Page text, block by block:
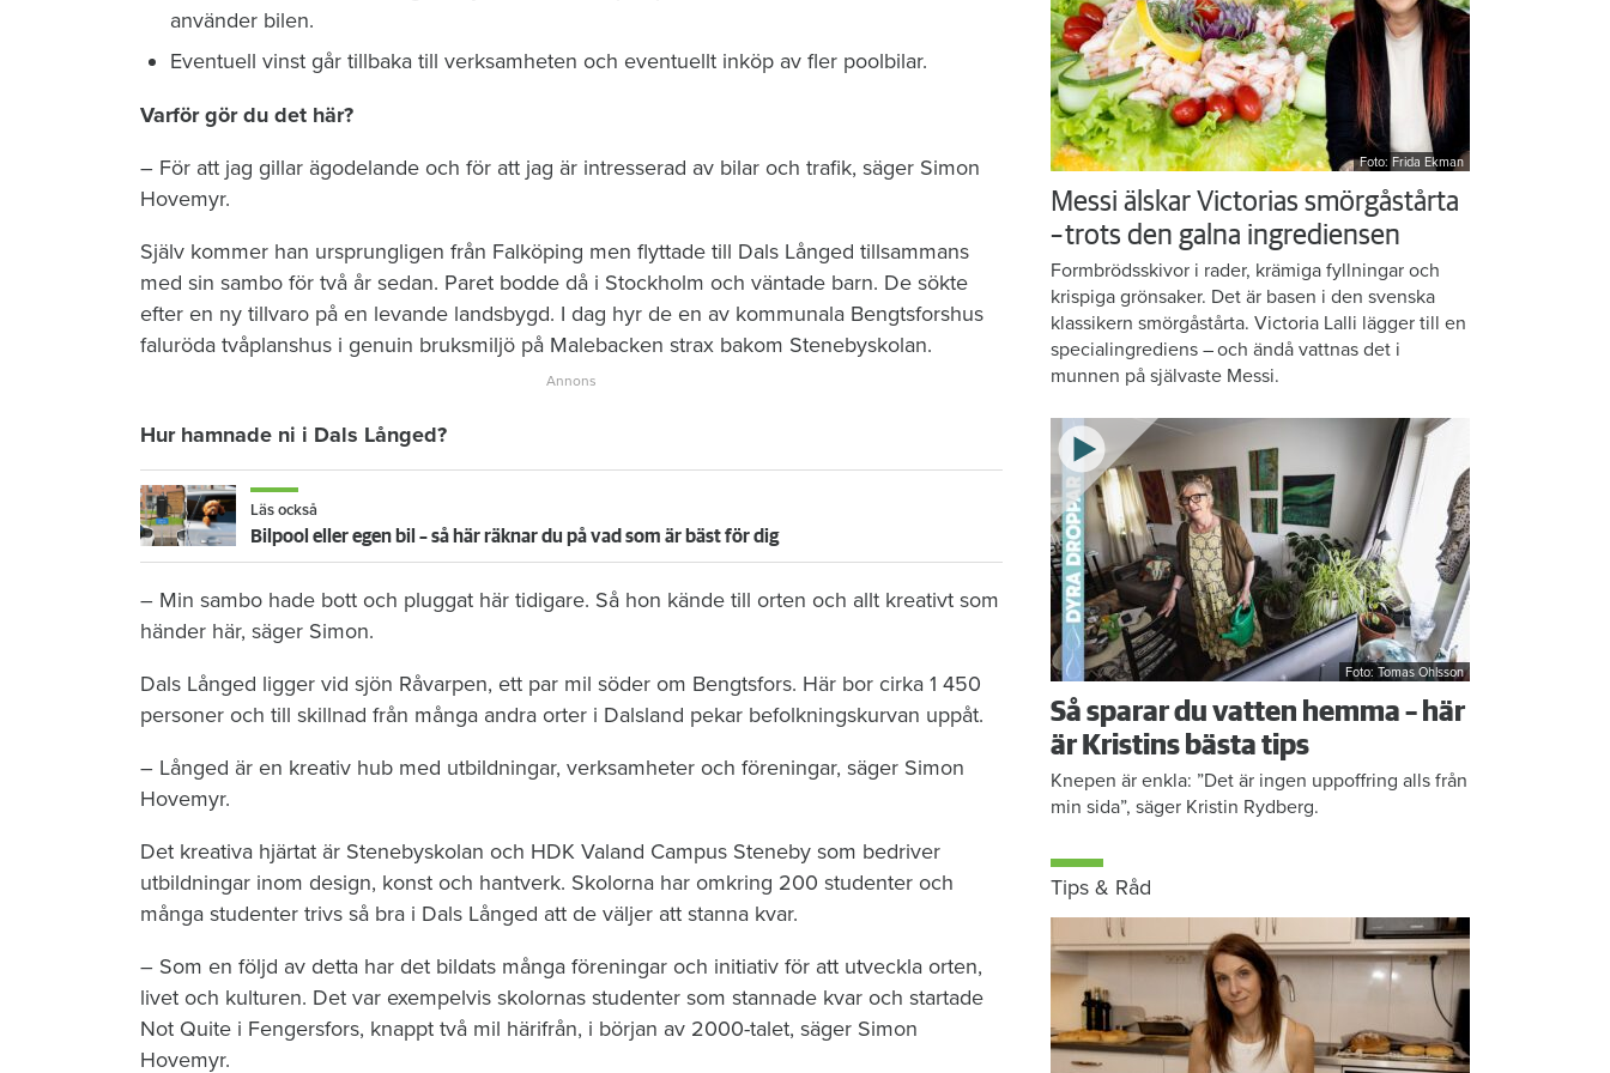
använder bilen.
Eventuell vinst går tillbaka till verksamheten och eventuellt inköp av fler poolbilar.
Varför gör du det här?
– För att jag gillar ägodelande och för att jag är intresserad av bilar och trafik, säger Simon
Hovemyr.
Själv kommer han ursprungligen från Falköping men flyttade till Dals Långed tillsammans
med sin sambo för två år sedan. Paret bodde då i Stockholm och väntade barn. De sökte
efter en ny tillvaro på en levande landsbygd. I dag hyr de en av kommunala Bengtsforshus
faluröda tvåplanshus i genuin bruksmiljö på Malebacken strax bakom Stenebyskolan.
Hur hamnade ni i Dals Långed?
Läs också
Bilpool eller egen bil – så här räknar du på vad som är bäst för dig
– Min sambo hade bott och pluggat här tidigare. Så hon kände till orten och allt kreativt som
händer här, säger Simon.
Dals Långed ligger vid sjön Råvarpen, ett par mil söder om Bengtsfors. Här bor cirka 1 450
personer och till skillnad från många andra orter i Dalsland pekar befolkningskurvan uppåt.
– Långed är en kreativ hub med utbildningar, verksamheter och föreningar, säger Simon
Hovemyr.
Det kreativa hjärtat är Stenebyskolan och HDK Valand Campus Steneby som bedriver
utbildningar inom design, konst och hantverk. Skolorna har omkring 200 studenter och
många studenter trivs så bra i Dals Långed att de väljer att stanna kvar.
– Som en följd av detta har det bildats många föreningar och initiativ för att utveckla orten,
livet och kulturen. Det var exempelvis skolornas studenter som stannade kvar och startade
Not Quite i Fengersfors, knappt två mil härifrån, i början av 2000-talet, säger Simon
Hovemyr.
Foto: Frida Ekman
Messi älskar Victorias smörgåstårta
– trots den galna ingrediensen
Formbrödsskivor i rader, krämiga fyllningar och
krispiga grönsaker. Det är basen i den svenska
klassikern smörgåstårta. Victoria Lalli lägger till en
specialingrediens – och ändå vattnas det i
munnen på självaste Messi.
Foto: Tomas Ohlsson
Så sparar du vatten hemma – här
är Kristins bästa tips
Knepen är enkla: ”Det är ingen uppoffring alls från
min sida”, säger Kristin Rydberg.
Tips & Råd